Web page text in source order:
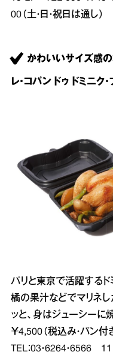
00（土・日・祝日は通し
かわいいサイズ感の
レ・コパン ドゥ ドミニク
パリと東京で活躍するド
橘の果汁などでマリネ
ッと、身はジューシーに
￥4,500（税込み・パン
TEL：03・6264・6566